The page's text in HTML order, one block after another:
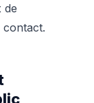
de
contact.